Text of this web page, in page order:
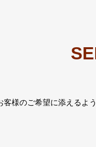
客様のご希望に添えるよ